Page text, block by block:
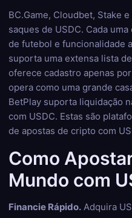
BC.Game, Cloudbet, Stake
saques de USDC. Cada
de futebol e funcionalidade
suporta uma extensa lista
oferece cadastro apenas
opera como uma grande
BetPlay suporta liquidação
com USDC. Estas são
de apostas de cripto com
Como
Mundo com
Financie Rápido. Adquira